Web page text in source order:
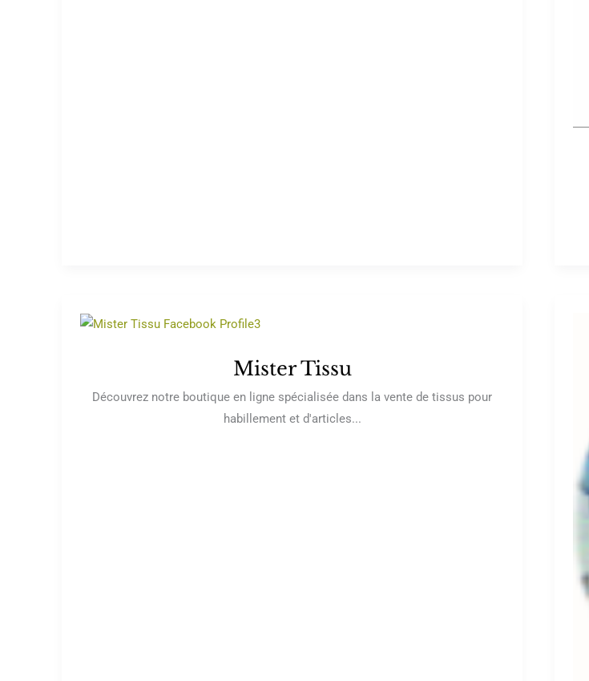
Mister Tissu
Découvrez notre boutique en ligne spécialisée dans la vente de tissus pour
habillement et d'articles...